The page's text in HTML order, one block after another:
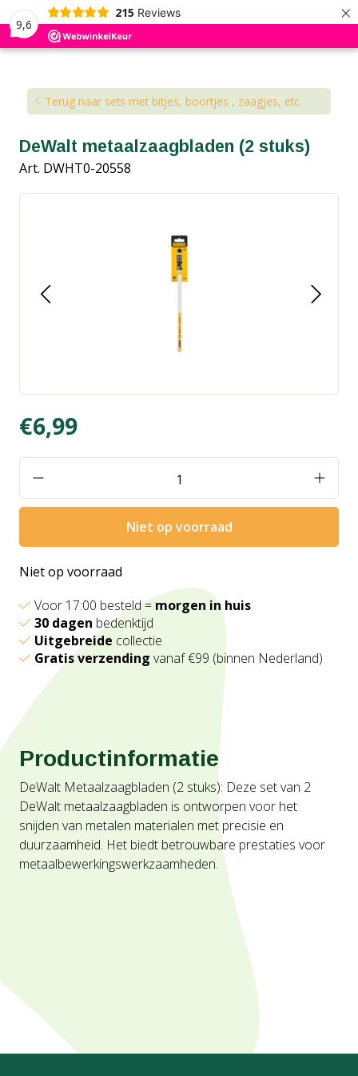
9,6
215 Reviews ×
Terug naar sets met bitjes, boortjes , zaagjes, etc.
DeWalt metaalzaagbladen (2 stuks)
Art. DWHT0-20558
€6,99
Niet op voorraad
Niet op voorraad
Voor 17:00 besteld = morgen in huis
30 dagen bedenktijd
Uitgebreide collectie
Gratis verzending vanaf €99 (binnen Nederland)
Productinformatie
DeWalt Metaalzaagbladen (2 stuks): Deze set van 2
DeWalt metaalzaagbladen is ontworpen voor het
snijden van metalen materialen met precisie en
duurzaamheid. Het biedt betrouwbare prestaties voor
metaalbewerkingswerkzaamheden.